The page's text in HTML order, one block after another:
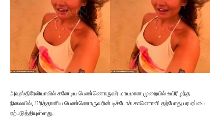
அவுஸ்திரேலியாவில் கனேடிய பெண்ணொருவர் மாயமான முறையில் உயிரிழந்த
நிலையில், பிரித்தானிய பெண்ணொருவரின் டிக்டோக் காணொளி தற்போது பரபரப்பை
ஏற்படுத்தியுள்ளது.